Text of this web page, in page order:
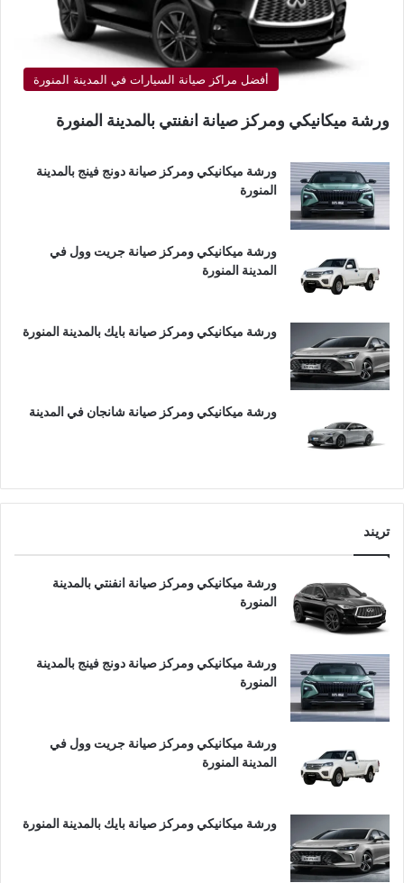
أفضل مراكز صيانة السيارات في المدينة المنورة
ورشة ميكانيكي ومركز صيانة انفنتي بالمدينة المنورة
ورشة ميكانيكي ومركز صيانة دونج فينج بالمدينة
المنورة
ورشة ميكانيكي ومركز صيانة جريت وول في
المدينة المنورة
ورشة ميكانيكي ومركز صيانة بايك بالمدينة المنورة
ورشة ميكانيكي ومركز صيانة شانجان في المدينة
تريند
ورشة ميكانيكي ومركز صيانة انفنتي بالمدينة
المنورة
ورشة ميكانيكي ومركز صيانة دونج فينج بالمدينة
المنورة
ورشة ميكانيكي ومركز صيانة جريت وول في
المدينة المنورة
ورشة ميكانيكي ومركز صيانة بايك بالمدينة المنورة